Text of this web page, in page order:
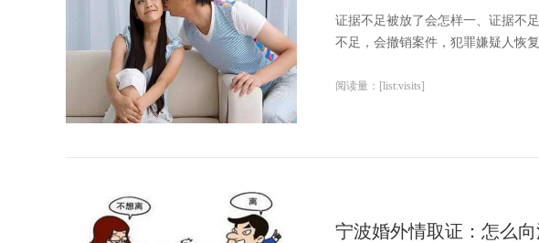
证据不足被放了会怎样一、证据不
不足，会撤销案件，犯罪嫌疑人恢
阅读量：[list:visits]
宁波婚外情取证：怎么